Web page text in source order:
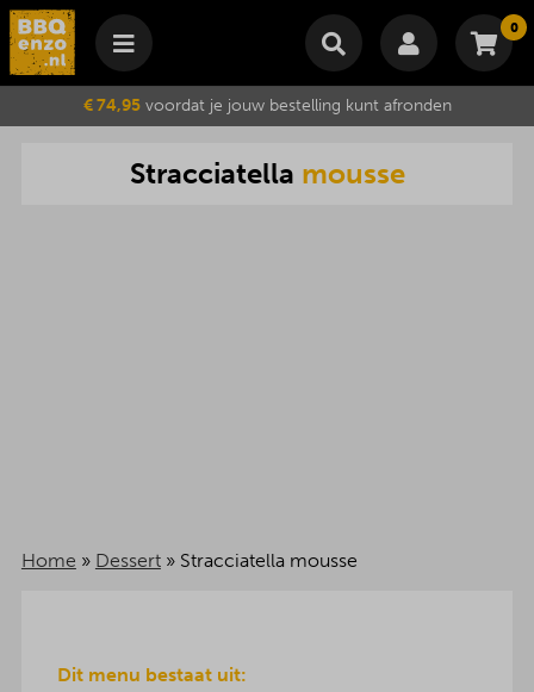
0
Winkelmand
Je winkelwagen is momenteel leeg.
Subtotaal €
Wijzig winkelmand Bestellen
€ 74,95voordat je jouw bestelling kunt afronden
Stracciatella mousse
Home » Dessert» Stracciatella mousse
Dit menu bestaat uit: